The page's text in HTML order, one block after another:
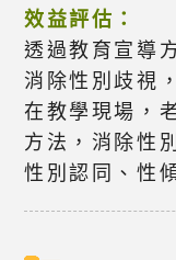
效益評估：
透過教育宣導
消除性別歧視
在教學現場，
方法，消除性
性別認同、性